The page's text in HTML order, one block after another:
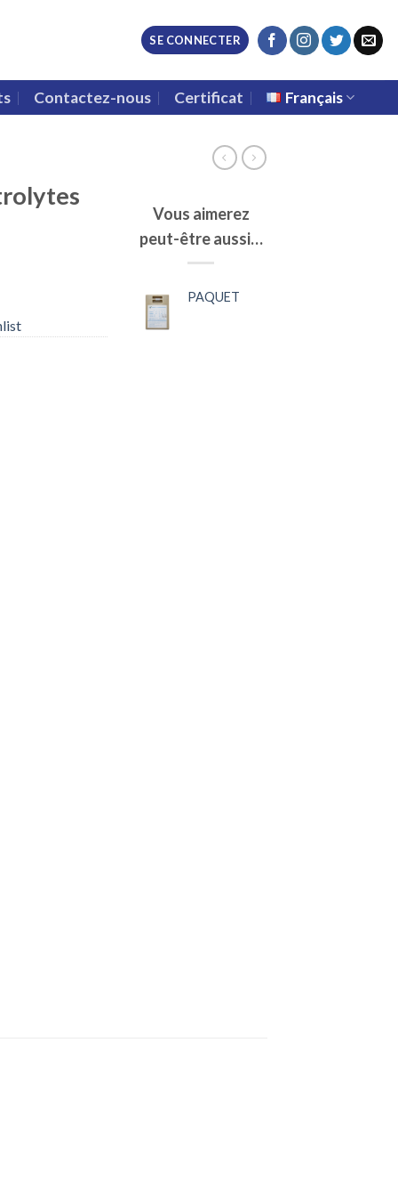
SE CONNECTER
Contactez-nous Certificat Français
Vous aimerez
peut-être aussi…
PAQUET